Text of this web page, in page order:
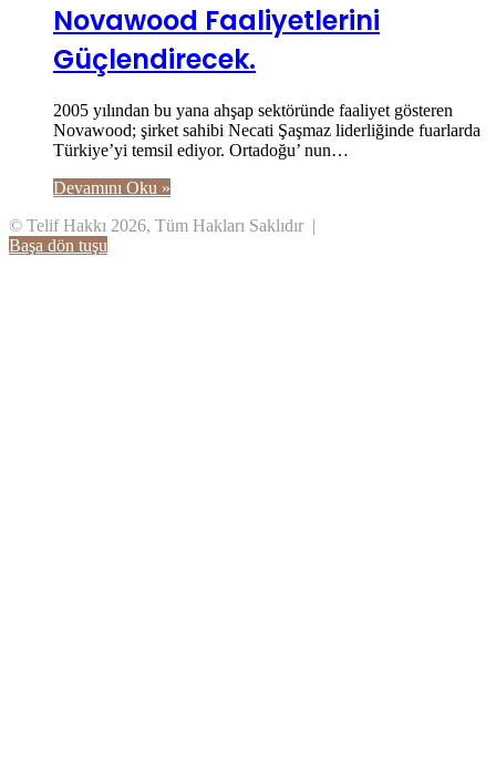
Novawood Faaliyetlerini
Güçlendirecek.
2005 yılından bu yana ahşap sektöründe faaliyet gösteren
Novawood; şirket sahibi Necati Şaşmaz liderliğinde fuarlarda
Türkiye’yi temsil ediyor. Ortadoğu’ nun…
Devamını Oku »
© Telif Hakkı 2026, Tüm Hakları Saklıdır |
Başa dön tuşu